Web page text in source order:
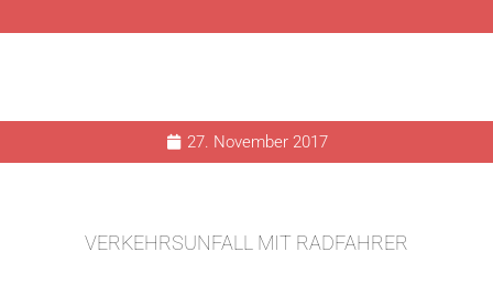
27. November 2017
VERKEHRSUNFALL MIT RADFAHRER